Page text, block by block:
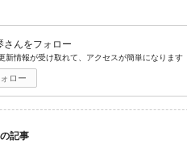
さんをフォロー
新情報が受け取れて、アクセスが簡単になります
ロー
記事